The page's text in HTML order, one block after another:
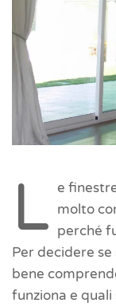
L e
molto
perché
Per decidere
bene
funziona e quali